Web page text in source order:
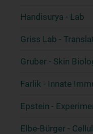
Handisurya - Lab
Griss Lab -
Gruber - Skin
Farlik - Innate
Epstein -
Elbe-Bürger -